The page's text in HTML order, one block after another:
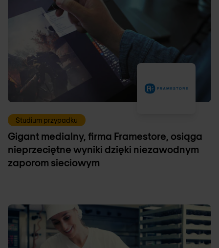
Studium przypadku
Gigant medialny, firma Framestore, osiąga
nieprzeciętne wyniki dzięki niezawodnym
zaporom sieciowym